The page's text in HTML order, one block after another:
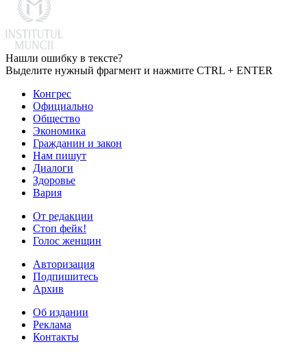
Нашли ошибку в тексте?
Выделите нужный фрагмент и нажмите CTRL + ENTER
Конгрес
Официально
Общество
Экономика
Гражданин и закон
Нам пишут
Диалоги
Здоровье
Вария
От редакции
Стоп фейк!
Голос женщин
Авторизация
Подпишитесь
Архив
Об издании
Реклама
Контакты